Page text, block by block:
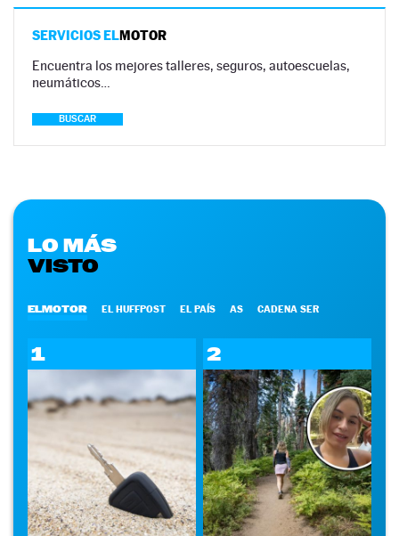
SERVICIOS ELMOTOR
Encuentra los mejores talleres, seguros, autoescuelas,
neumáticos…
BUSCAR
LO MÁS
VISTO
ELMOTOR EL HUFFPOST EL PAÍS AS CADENA SER
1 2